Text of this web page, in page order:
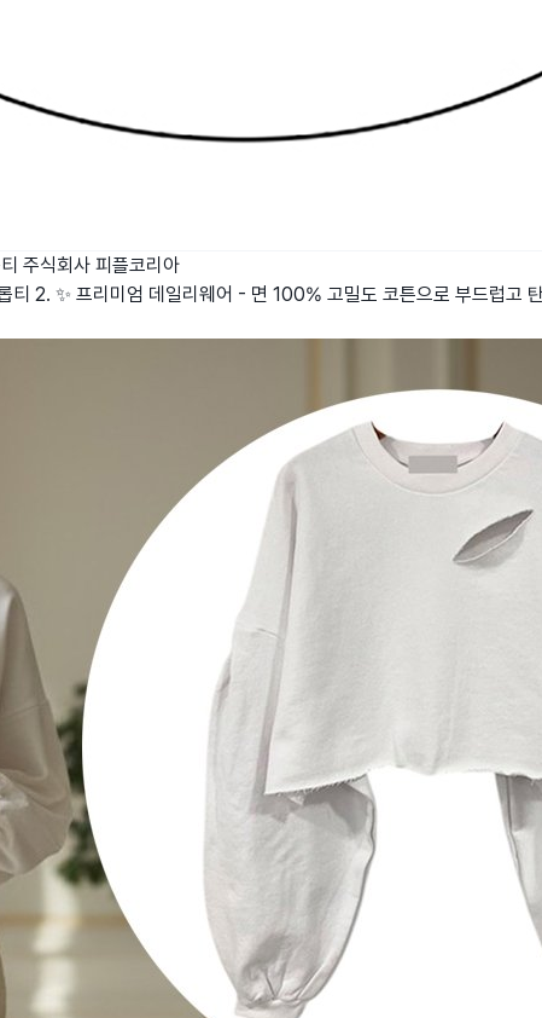
주식회사 피플코리아
2. ✨ 프리미엄 데일리웨어 - 면 100% 고밀도 코튼으로 부드럽고